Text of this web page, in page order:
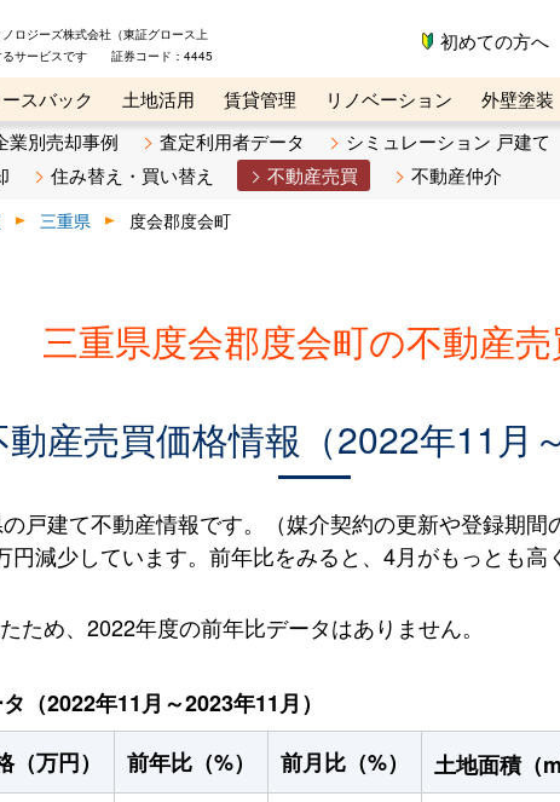
ロジーズ株式会社（東証グロース上
るサービスです 証券コード：4445
初めての方へ
ースバック 土地活用 賃貸管理 リノベーション 外壁塗装
オンライン講座 リビンマガジンBiz 不動産売却ご相談デスク
業別売却事例 査定利用者データ
シミュレーション 戸建て
住み替え・買い替え 不動産売買 不動産仲介
三重県 度会郡度会町
三重県度会郡度会町の不動産売
産売買価格情報（2022年11月
戸建て不動産情報です。（媒介契約の更新や登録期
減少しています。前年比をみると、4月がもっとも高
ため、2022年度の前年比データはありません。
（2022年11月～2023年11月）
（万円） 前年比（%） 前月比（%） 土地面積（m